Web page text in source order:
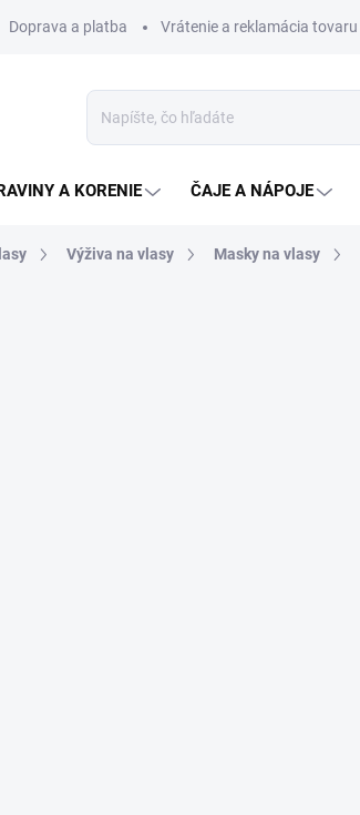
Doprava a platba Vrátenie a reklamácia tovaru
A KORENIE ČAJE A NÁPOJE
Výživa na vlasy Masky na vlasy